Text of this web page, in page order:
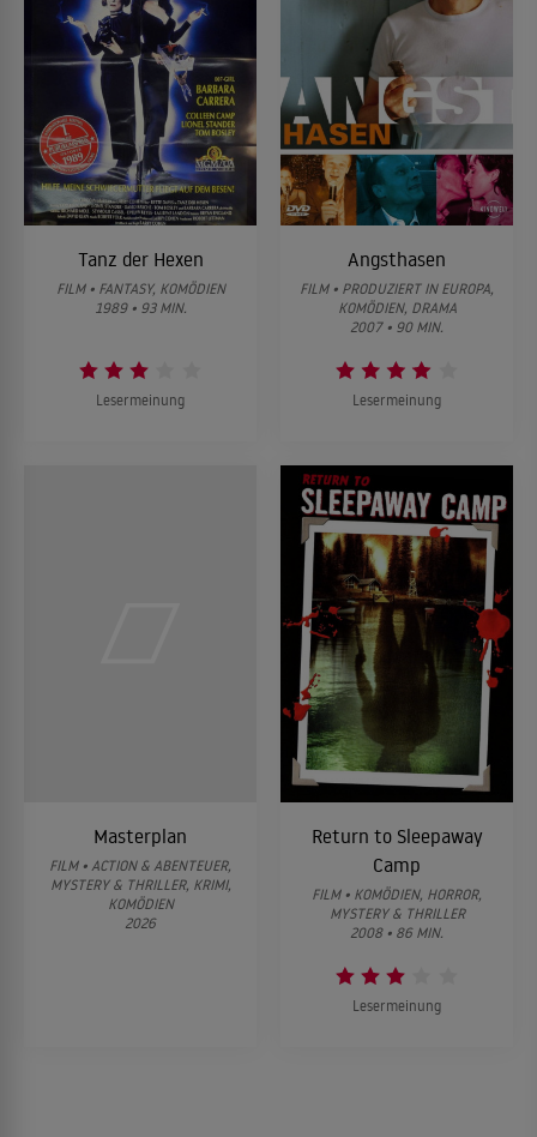
Tanz der Hexen
FILM • FANTASY, KOMÖDIEN
1989 • 93 MIN.
Lesermeinung
Angsthasen
FILM • PRODUZIERT IN EUROPA,
KOMÖDIEN, DRAMA
2007 • 90 MIN.
Lesermeinung
Masterplan
FILM • ACTION & ABENTEUER,
MYSTERY & THRILLER, KRIMI,
KOMÖDIEN
2026
Return to Sleepaway
Camp
FILM • KOMÖDIEN, HORROR,
MYSTERY & THRILLER
2008 • 86 MIN.
Lesermeinung